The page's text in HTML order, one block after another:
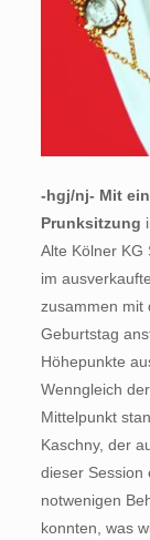
-hgj/nj- Mit
Prunksitzung
Alte Kölner KG
im
zusammen mit
Geburtstag
Höhepunkte
Wenngleich
Mittelpunkt
Kaschny, der
dieser Session
notwenigen
konnten, was